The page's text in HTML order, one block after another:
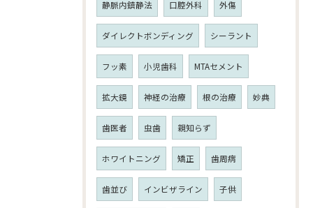
静脈内鎮静法 口腔外科 外傷
ダイレクトボンディング シーラント
フッ素 小児歯科 MTAセメント
拡大鏡 神経の治療 根の治療 妙典
歯医者 虫歯 親知らず
ホワイトニング 矯正 歯周病
歯並び インビザライン 子供